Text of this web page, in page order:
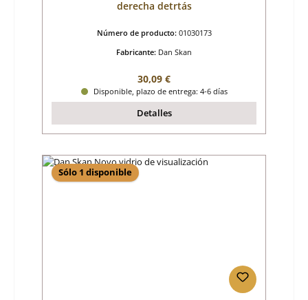
derecha detrtás
Número de producto: 01030173
Fabricante: Dan Skan
Precio normal:
30,09 €
Disponible, plazo de entrega: 4-6 días
Detalles
Sólo 1 disponible